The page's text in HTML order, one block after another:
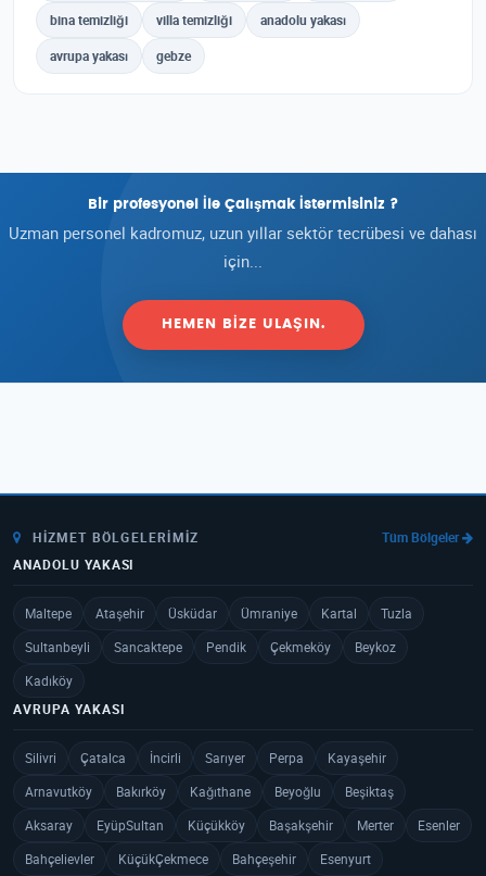
bina temizliği villa temizliği anadolu yakası
avrupa yakası gebze
Bir profesyonel İle Çalışmak İstermisiniz ?
Uzman personel kadromuz, uzun yıllar sektör tecrübesi ve dahası
için...
HEMEN BIZE ULAŞIN.
HIZMET BÖLGELERIMIZ
Tüm Bölgeler
ANADOLU YAKASI
Maltepe Ataşehir Üsküdar Ümraniye Kartal
Tuzla
Sultanbeyli
Sancaktepe Pendik Çekmeköy
Beykoz
Kadıköy
AVRUPA YAKASI
Silivri Çatalca İncirli Sarıyer Perpa
Kayaşehir
Arnavutköy
Bakırköy Kağıthane Beyoğlu
Beşiktaş
Aksaray
EyüpSultan Küçükköy Başakşehir Merter
Esenler
Bahçelievler
KüçükÇekmece Bahçeşehir
Esenyurt